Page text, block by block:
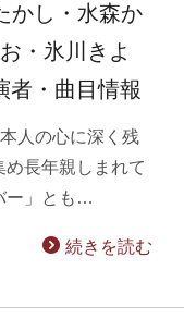
かし・水森か
・氷川きよ
・曲目情報
人の心に深く残
長年親しまれて
ー」とも…
続きを読む